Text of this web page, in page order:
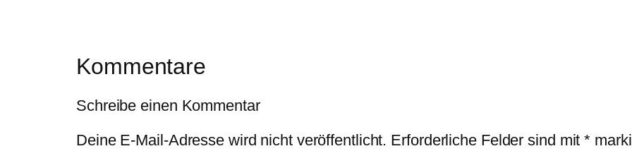
Kommentare
Schreibe einen Kommentar
Deine E-Mail-Adresse wird nicht veröffentlicht. Erforderliche Felder sind mit*